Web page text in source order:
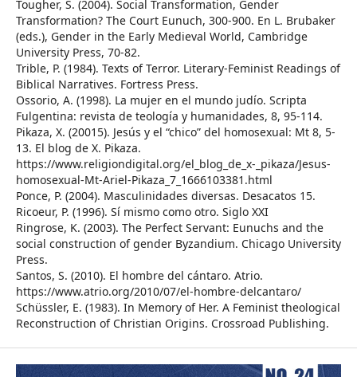
Tougher, S. (2004). Social Transformation, Gender
Transformation? The Court Eunuch, 300-900. En L. Brubaker
(eds.), Gender in the Early Medieval World, Cambridge
University Press, 70-82.
Trible, P. (1984). Texts of Terror. Literary-Feminist Readings of
Biblical Narratives. Fortress Press.
Ossorio, A. (1998). La mujer en el mundo judío. Scripta
Fulgentina: revista de teología y humanidades, 8, 95-114.
Pikaza, X. (20015). Jesús y el “chico” del homosexual: Mt 8, 5-
13. El blog de X. Pikaza.
https://www.religiondigital.org/el_blog_de_x-_pikaza/Jesus-
homosexual-Mt-Ariel-Pikaza_7_1666103381.html
Ponce, P. (2004). Masculinidades diversas. Desacatos 15.
Ricoeur, P. (1996). Sí mismo como otro. Siglo XXI
Ringrose, K. (2003). The Perfect Servant: Eunuchs and the
social construction of gender Byzandium. Chicago University
Press.
Santos, S. (2010). El hombre del cántaro. Atrio.
https://www.atrio.org/2010/07/el-hombre-delcantaro/
Schüssler, E. (1983). In Memory of Her. A Feminist theological
Reconstruction of Christian Origins. Crossroad Publishing.